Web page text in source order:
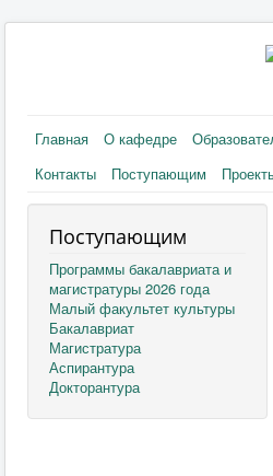
Главная О кафедре
Контакты
Поступающим
Поступающим
Программы бакалавриата и
магистратуры 2026 года
Малый факультет культуры
Бакалавриат
Магистратура
Аспирантура
Докторантура